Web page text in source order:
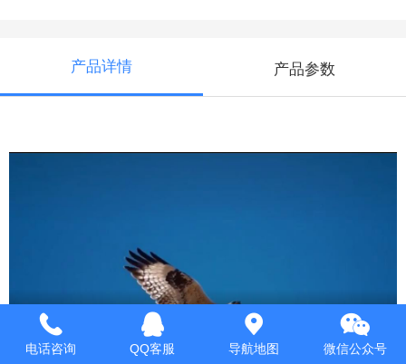
产品详情 产品参数
电话咨询 QQ客服 导航地图 微信公众号